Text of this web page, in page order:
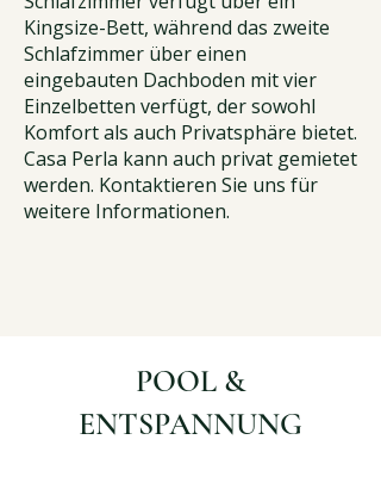
Kingsize-Bett, während das zweite
Schlafzimmer über einen
eingebauten Dachboden mit vier
Einzelbetten verfügt, der sowohl
Komfort als auch Privatsphäre bietet.
Casa Perla kann auch privat gemietet
werden. Kontaktieren Sie uns für
weitere Informationen.
POOL &
ENTSPANNUNG